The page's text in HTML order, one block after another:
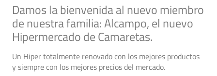
Damos la bienvenida al nuevo miembro
de nuestra familia: Alcampo, el nuevo
Hipermercado de Camaretas.
Un Hiper totalmente renovado con los mejores productos
y siempre con los mejores precios del mercado.